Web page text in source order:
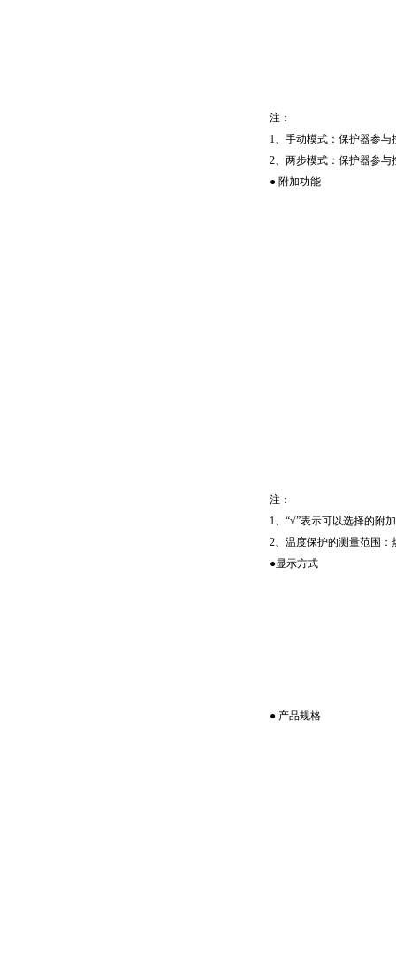
注：
1、手动模式：保护器参
2、两步模式：保护器参
● 附加功能
注：
1、“√”表示可以选择的附
2、温度保护的测量范围
●显示方式
● 产品规格